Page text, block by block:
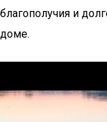
благополучия и
доме.